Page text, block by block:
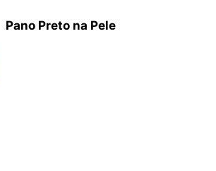
Pano Preto na Pele